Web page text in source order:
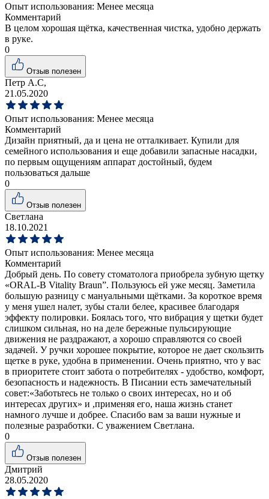
Опыт использования: Менее месяца
Комментарий
В целом хорошая щётка, качественная чистка, удобно держать
в руке.
0
Отзыв полезен
Петр А.С,
21.05.2020
Опыт использования: Менее месяца
Комментарий
Дизайн приятный, да и цена не отталкивает. Купили для
семейного использования и еще добавили запасные насадки,
по первым ощущениям аппарат достойный, будем
пользоваться дальше
0
Отзыв полезен
Светлана
18.10.2021
Опыт использования: Менее месяца
Комментарий
Добрый день. По совету стоматолога приобрела зубную щетку
«ORAL-B Vitality Braun”. Пользуюсь ей уже месяц. Заметила
большую разницу с мануальными щётками. За короткое время
у меня ушел налет, зубы стали белее, красивее благодаря
эффекту полировки. Боялась того, что вибрация у щетки будет
слишком сильная, но на деле бережные пульсирующие
движения не раздражают, а хорошо справляются со своей
задачей. У ручки хорошее покрытие, которое не дает скользить
щетке в руке, удобна в применении. Очень приятно, что у вас
в приоритете стоит забота о потребителях - удобство, комфорт,
безопасность и надежность. В Писании есть замечательный
совет:«Заботьтесь не только о своих интересах, но и об
интересах других» и ,применяя его, наша жизнь станет
намного лучше и добрее. Спасибо вам за ваши нужные и
полезные разработки. С уважением Светлана.
0
Отзыв полезен
Дмитрий
28.05.2020